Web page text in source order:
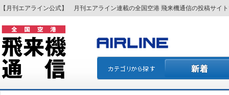
【月刊エアライン公式】 月刊エアライン連載の全国空港 飛来機通信の投稿サイ